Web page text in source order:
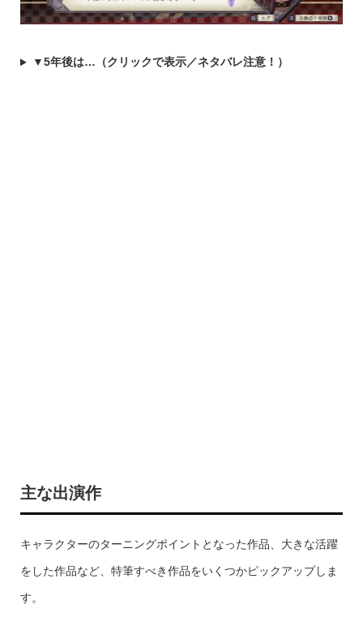
▼5年後は…（クリックで表示／ネタバレ注意！）
主な出演作
キャラクターのターニングポイントとなった作品、大きな活躍
をした作品など、特筆すべき作品をいくつかピックアップしま
す。